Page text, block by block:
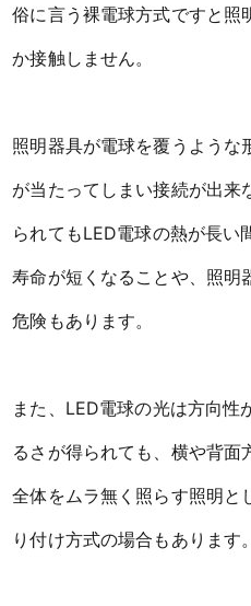
俗に言う裸電球方式ですと照
か接触しません。
照明器具が電球を覆うような
が当たってしまい接続が出来
られてもLED電球の熱が長い
寿命が短くなることや、照明
危険もあります。
また、LED電球の光は方向性
るさが得られても、横や背面
全体をムラ無く照らす照明と
り付け方式の場合もあります。